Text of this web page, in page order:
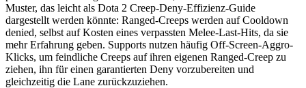
Muster, das leicht als Dota 2 Creep-Deny-Effizienz-Guide
dargestellt werden könnte: Ranged-Creeps werden auf Cooldown
denied, selbst auf Kosten eines verpassten Melee-Last-Hits, da sie
mehr Erfahrung geben. Supports nutzen häufig Off-Screen-Aggro-
Klicks, um feindliche Creeps auf ihren eigenen Ranged-Creep zu
ziehen, ihn für einen garantierten Deny vorzubereiten und
gleichzeitig die Lane zurückzuziehen.